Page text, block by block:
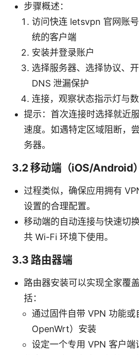
步骤概述：
访问快连 letsvpn 官网账
统的客户端
安装并登录账户
选择服务器、选择协议、
DNS 泄漏保护
连接，观察状态指示灯与
提示：首次连接时选择就近
速度。如遇特定区域阻断，
务器。
3.2 移动端（iOS/Android）
过程类似，确保应用拥有
设置的合理配置。
移动端的自动连接与快速切
共 Wi-Fi 环境下使用。
3.3 路由器端
路由器安装可以实现全家覆
括：
通过固件自带 VPN 功能或
OpenWrt）安装
设定一个专用 VPN 客户端